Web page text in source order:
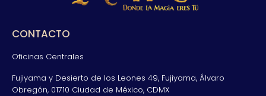
CONTACTO
Oficinas Centrales
Fujiyama y Desierto de los Leones 49, Fujiyama, Álvaro
Obregón, 01710 Ciudad de México, CDMX